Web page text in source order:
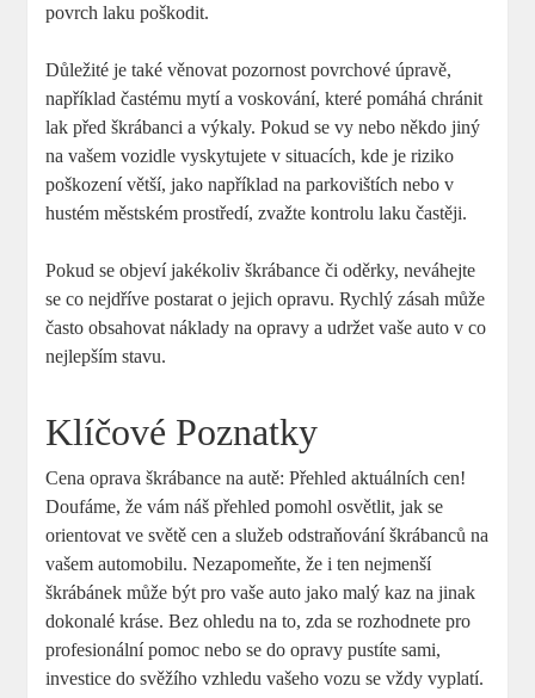
povrch laku poškodit.
Důležité je také věnovat pozornost povrchové úpravě,
například častému mytí a voskování, které pomáhá chránit
lak před škrábanci a výkaly. Pokud se vy nebo někdo jiný
na vašem vozidle vyskytujete v situacích, kde je riziko
poškození větší, jako například na parkovištích nebo v
hustém městském prostředí, zvažte kontrolu laku častěji.
Pokud se objeví jakékoliv škrábance či oděrky, neváhejte
se co nejdříve postarat o jejich opravu. Rychlý zásah může
často obsahovat náklady na opravy a udržet vaše auto v co
nejlepším stavu.
Klíčové Poznatky
Cena oprava škrábance na autě: Přehled aktuálních cen!
Doufáme, že vám náš přehled pomohl osvětlit, jak se
orientovat ve světě cen a služeb odstraňování škrábanců na
vašem automobilu. Nezapomeňte, že i ten nejmenší
škrábánek může být pro vaše auto jako malý kaz na jinak
dokonalé kráse. Bez ohledu na to, zda se rozhodnete pro
profesionální pomoc nebo se do opravy pustíte sami,
investice do svěžího vzhledu vašeho vozu se vždy vyplatí.